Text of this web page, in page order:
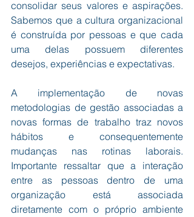
consolidar seus valores e aspirações.
Sabemos que a cultura organizacional
é construída por pessoas e que cada
uma delas possuem diferentes
desejos, experiências e expectativas.
A implementação de novas
metodologias de gestão associadas a
novas formas de trabalho traz novos
hábitos e consequentemente
mudanças nas rotinas laborais.
Importante ressaltar que a interação
entre as pessoas dentro de uma
organização está associada
diretamente com o próprio ambiente